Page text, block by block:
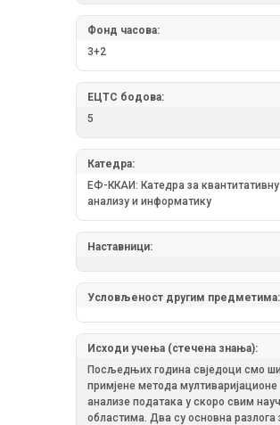
Фонд часова:
3+2
ЕЦТС бодова:
5
Катедра:
ЕФ-ККАИ: Катедра за квантитативну
анализу и информатику
Наставници:
Условљеност другим предметима:
Исходи учења (стечена знања):
Посљедњих година свједоци смо
примјене метода мултиваријационе
анализе података у скоро свим
областима. Два су основна разлога